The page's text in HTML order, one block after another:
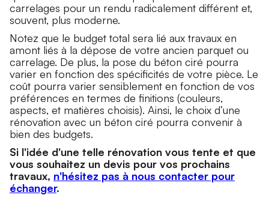
carrelages pour un rendu radicalement différent et,
souvent, plus moderne.
Notez que le budget total sera lié aux travaux en
amont liés à la dépose de votre ancien parquet ou
carrelage. De plus, la pose du béton ciré pourra
varier en fonction des spécificités de votre pièce. Le
coût pourra varier sensiblement en fonction de vos
préférences en termes de finitions (couleurs,
aspects, et matières choisis). Ainsi, le choix d’une
rénovation avec un béton ciré pourra convenir à
bien des budgets.
Si l'idée d'une telle rénovation vous tente et que
vous souhaitez un devis pour vos prochains
travaux, n'hésitez pas à nous contacter pour
échanger.